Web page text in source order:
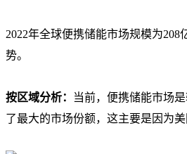
2022年全球便携储能市场规模为
势。
按区域分析：
当前，便携储能市场
了最大的市场份额，这主要是因为